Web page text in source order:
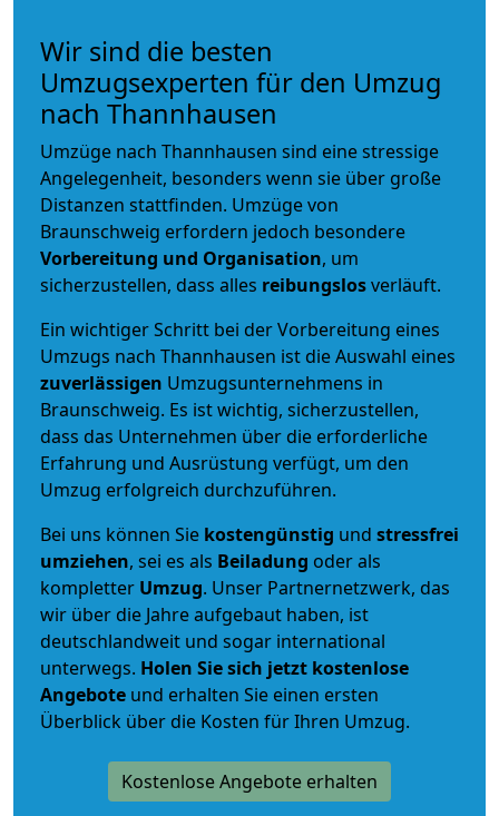
Wir sind die besten
Umzugsexperten für den Umzug
nach Thannhausen
Umzüge nach Thannhausen sind eine stressige
Angelegenheit, besonders wenn sie über große
Distanzen stattfinden. Umzüge von
Braunschweig erfordern jedoch besondere
Vorbereitung und Organisation, um
sicherzustellen, dass alles reibungslosverläuft.
Ein wichtiger Schritt bei der Vorbereitung eines
Umzugs nach Thannhausen ist die Auswahl eines
zuverlässigen Umzugsunternehmens in
Braunschweig. Es ist wichtig, sicherzustellen,
dass das Unternehmen über die erforderliche
Erfahrung und Ausrüstung verfügt, um den
Umzug erfolgreich durchzuführen.
Bei uns können Sie kostengünstig und stressfrei
umziehen, sei es als Beiladung oder als
kompletter Umzug. Unser Partnernetzwerk, das
wir über die Jahre aufgebaut haben, ist
deutschlandweit und sogar international
unterwegs. Holen Sie sich jetzt kostenlose
Angebote und erhalten Sie einen ersten
Überblick über die Kosten für Ihren Umzug.
Kostenlose Angebote erhalten